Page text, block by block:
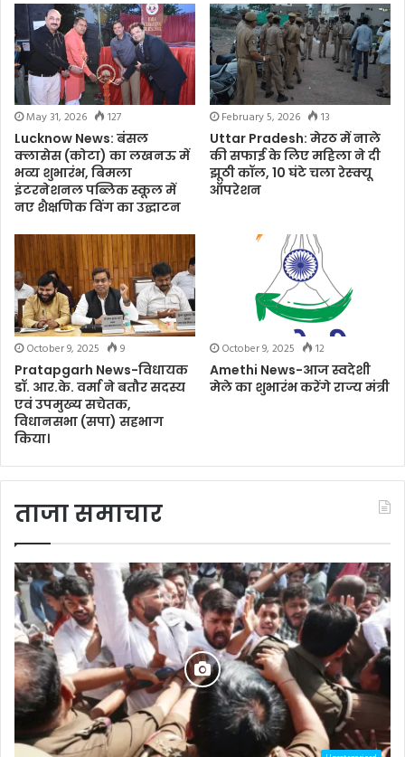
May 31, 2026
127
Lucknow News: बंसल
क्लासेस (कोटा) का लखनऊ में
भव्य शुभारंभ, बिमला
इंटरनेशनल पब्लिक स्कूल में
नए शैक्षणिक विंग का उद्घाटन
February 5, 2026
13
Uttar Pradesh: मेरठ में नाले
की सफाई के लिए महिला ने दी
झूठी कॉल, 10 घंटे चला रेस्क्यू
ऑपरेशन
October 9, 2025
9
Pratapgarh News-विधायक
डॉ. आर.के. वर्मा ने बतौर सदस्य
एवं उपमुख्य सचेतक,
विधानसभा (सपा) सहभाग
किया।
October 9, 2025
12
Amethi News-आज स्वदेशी
मेले का शुभारंभ करेंगे राज्य मंत्री
ताजा समाचार